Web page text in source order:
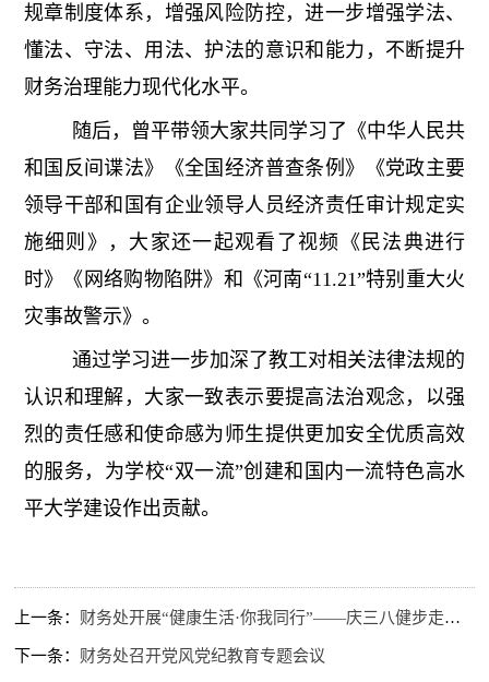
规章制度体系，增强风险防控，进一步增强学法、
懂法、守法、用法、护法的意识和能力，不断提升
财务治理能力现代化水平。
随后，曾平带领大家共同学习了《中华人民共
和国反间谍法》《全国经济普查条例》《党政主要
领导干部和国有企业领导人员经济责任审计规定实
施细则》，大家还一起观看了视频《民法典进行
时》《网络购物陷阱》和《河南“11.21”特别重大火
灾事故警示》。
通过学习进一步加深了教工对相关法律法规的
认识和理解，大家一致表示要提高法治观念，以强
烈的责任感和使命感为师生提供更加安全优质高效
的服务，为学校“双一流”创建和国内一流特色高水
平大学建设作出贡献。
上一条： 财务处开展“健康生活·你我同行”——庆三八健步走活动
下一条： 财务处召开党风党纪教育专题会议